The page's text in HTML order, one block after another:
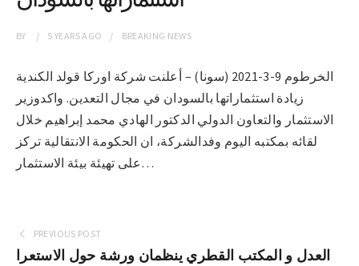
BY 5 YEARSAGO BREAKING NEWS
الخرطوم 9-3-2021 (سونا) – أعلنت شركة اوركا قولد الكندية
زيادة استثماراتها بالسودان في مجال التعدين. واكدوزير
الاستثمار والتعاون الدولي الدكتور الهادي محمد إبراهيم خلال
لقائه بمكتبه اليوم وفدالشركة، ان الحكومة الانتقالية تركز
على تهيئة بيئة الاستثمار…
PREVIOUS POST
العدل و المكتب القطري ينظمان ورشة حول الاستعرا